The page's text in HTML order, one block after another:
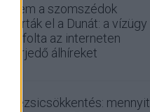
Nem a szomszédok
zárták el a Dunát: a vízügy
cáfolta az interneten
terjedő álhíreket
Rezsicsökkentés: mennyit